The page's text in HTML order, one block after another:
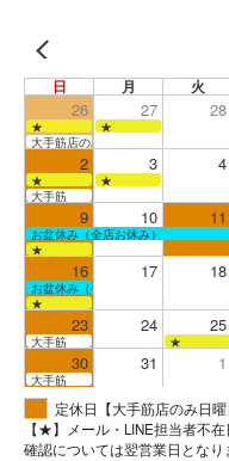
日 月 火
26 27 28
★ ★
大手筋店のみ営業
2 3 4
★ ★
大手筋
9 10 11
お盆休み（全店お休み）
★
16 17 18
お盆休み（全店お休み）
★
23 24 25
大手筋 ★
30 31 1
大手筋
定休日【大手
【★】メール・LINE担当者不
確認については翌営業日となり